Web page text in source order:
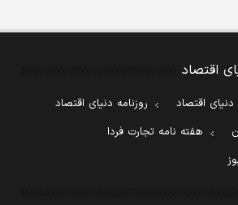
اقتصاد
اقتصاد
روزنامه دنیای اقتصاد
هفته نامه تجارت فردا